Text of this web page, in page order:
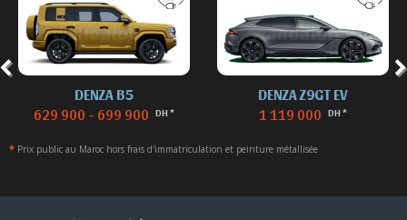
DENZA B5
629 900 - 699 900 DH *
DENZA Z9GT EV
1 119 000 DH *
* Prix public au Maroc hors frais d'immatriculation et peinture métallisée